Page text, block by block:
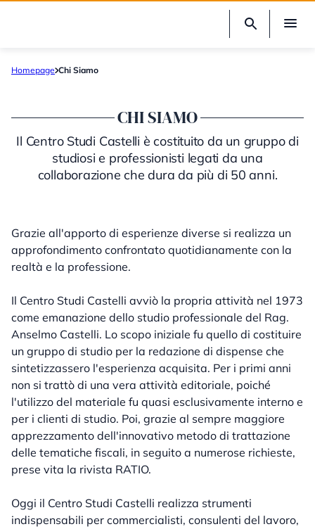
Homepage Chi Siamo
CHI SIAMO
Il Centro Studi Castelli è costituito da un gruppo di
studiosi e professionisti legati da una
collaborazione che dura da più di 50 anni.
Grazie all'apporto di esperienze diverse si realizza un
approfondimento confrontato quotidianamente con la
realtà e la professione.
Il Centro Studi Castelli avviò la propria attività nel 1973
come emanazione dello studio professionale del Rag.
Anselmo Castelli. Lo scopo iniziale fu quello di costituire
un gruppo di studio per la redazione di dispense che
sintetizzassero l'esperienza acquisita. Per i primi anni
non si trattò di una vera attività editoriale, poiché
l'utilizzo del materiale fu quasi esclusivamente interno e
per i clienti di studio. Poi, grazie al sempre maggiore
apprezzamento dell'innovativo metodo di trattazione
delle tematiche fiscali, in seguito a numerose richieste,
prese vita la rivista RATIO.
Oggi il Centro Studi Castelli realizza strumenti
indispensabili per commercialisti, consulenti del lavoro,